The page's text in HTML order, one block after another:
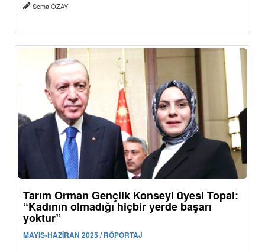
Sema ÖZAY
Tarım Orman Gençlik Konseyi üyesi Topal:
“Kadının olmadığı hiçbir yerde başarı
yoktur”
MAYIS-HAZİRAN 2025 / RÖPORTAJ